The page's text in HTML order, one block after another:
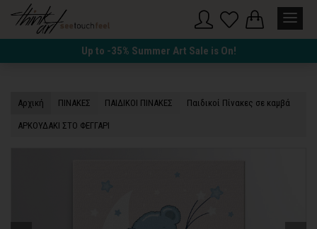
Up to -35% Summer Art Sale is On!
Αρχική ΠΙΝΑΚΕΣ ΠΑΙΔΙΚΟΙ ΠΙΝΑΚΕΣ Παιδικοί Πίνακες σε καμβά
ΑΡΚΟΥΔΑΚΙ ΣΤΟ ΦΕΓΓΑΡΙ